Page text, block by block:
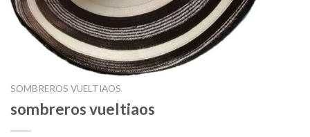
SOMBREROS VUELTIAOS
sombreros vueltiaos